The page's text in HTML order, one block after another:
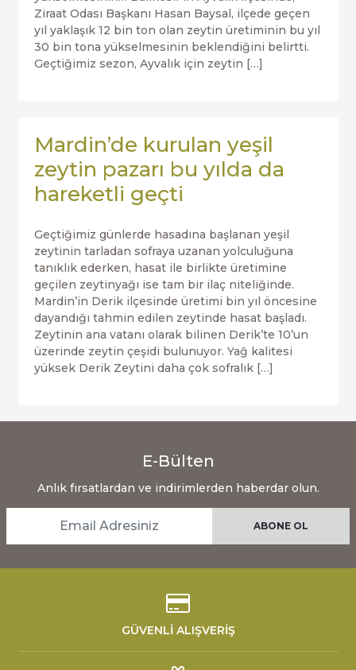
Ziraat Odası Başkanı Hasan Baysal, ilçede geçen
yıl yaklaşık 12 bin ton olan zeytin üretiminin bu yıl
30 bin tona yükselmesinin beklendiğini belirtti.
Geçtiğimiz sezon, Ayvalık için zeytin […]
Mardin’de kurulan yeşil
zeytin pazarı bu yılda da
hareketli geçti
Geçtiğimiz günlerde hasadına başlanan yeşil
zeytinin tarladan sofraya uzanan yolculuğuna
tanıklık ederken, hasat ile birlikte üretimine
geçilen zeytinyağı ise tam bir ilaç niteliğinde.
Mardin’in Derik ilçesinde üretimi bin yıl öncesine
dayandığı tahmin edilen zeytinde hasat başladı.
Zeytinin ana vatanı olarak bilinen Derik’te 10’un
üzerinde zeytin çeşidi bulunuyor. Yağ kalitesi
yüksek Derik Zeytini daha çok sofralık […]
E-Bülten
Anlık fırsatlardan ve indirimlerden haberdar olun.
GÜVENLİ ALIŞVERİŞ